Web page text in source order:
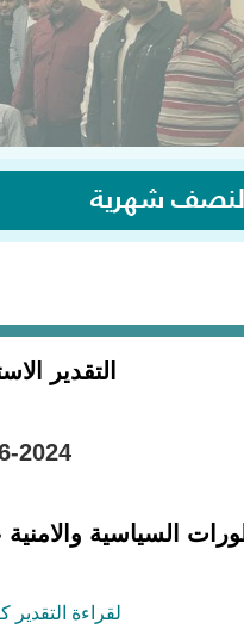
شهرية
التقدير
2024
السياسية والامنية
لقراءة التقدير